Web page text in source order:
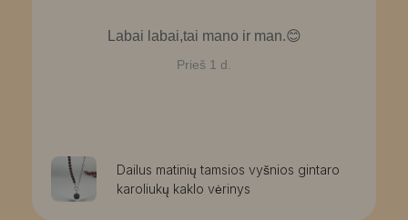
Labai labai,tai mano ir man.😊
Prieš 1 d.
Dailus matinių tamsios vyšnios gintaro
karoliukų kaklo vėrinys